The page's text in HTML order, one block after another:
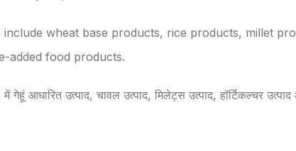
include wheat base products, rice products, millet
added food products.
आधारित उत्पाद, चावल उत्पाद, मिलेट्स उत्पाद, हॉर्टिकल्चर